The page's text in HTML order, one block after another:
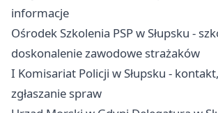
informacje
Ośrodek Szkolenia PSP w Słupsku -
doskonalenie zawodowe strażaków
I Komisariat Policji w Słupsku -
zgłaszanie spraw